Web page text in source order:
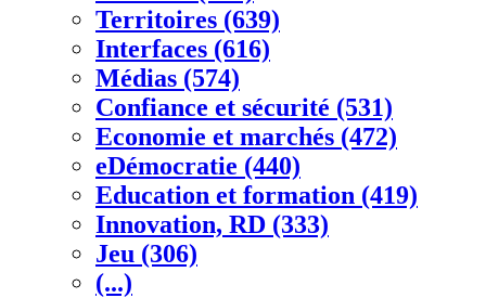
Territoires (639)
Interfaces (616)
Médias (574)
Confiance et sécurité (531)
Economie et marchés (472)
eDémocratie (440)
Education et formation (419)
Innovation, RD (333)
Jeu (306)
(...)